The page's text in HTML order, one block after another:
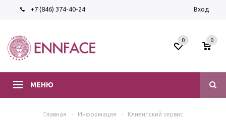
+7 (846) 374-40-24 Вход
МЕНЮ
0 0
Главная - Информация - Клиентский сервис